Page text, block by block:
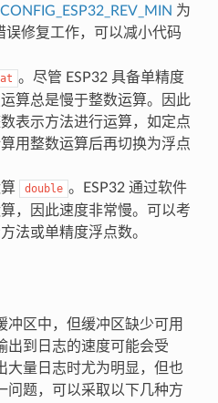
CONFIG_ESP32_REV_MIN 为
误修复工作，可以减小代码
。尽管 ESP32 具备单精度
算总是慢于整数运算。因此
表示方法进行运算，如定点
用整数运算后再切换为浮点
double 。ESP32 通过软件
，因此速度非常慢。可以考
法或单精度浮点数。
冲区中，但缓冲区缺少可用
出到日志的速度可能会受
大量日志时尤为明显，但也
问题，可以采取以下几种方